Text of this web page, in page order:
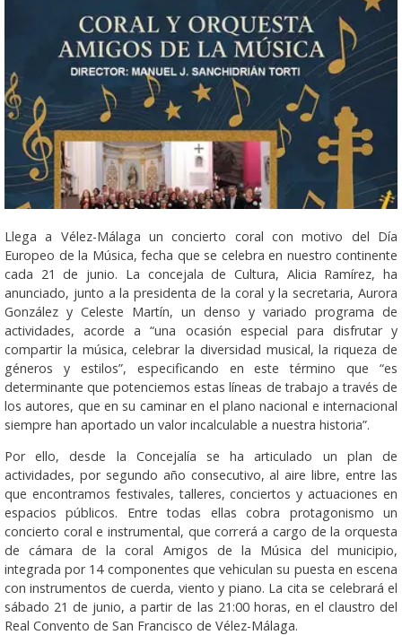
Llega a Vélez-Málaga un concierto coral con motivo del Día
Europeo de la Música, fecha que se celebra en nuestro continente
cada 21 de junio. La concejala de Cultura, Alicia Ramírez, ha
anunciado, junto a la presidenta de la coral y la secretaria, Aurora
González y Celeste Martín, un denso y variado programa de
actividades, acorde a “una ocasión especial para disfrutar y
compartir la música, celebrar la diversidad musical, la riqueza de
géneros y estilos”, especificando en este término que “es
determinante que potenciemos estas líneas de trabajo a través de
los autores, que en su caminar en el plano nacional e internacional
siempre han aportado un valor incalculable a nuestra historia”.
Por ello, desde la Concejalía se ha articulado un plan de
actividades, por segundo año consecutivo, al aire libre, entre las
que encontramos festivales, talleres, conciertos y actuaciones en
espacios públicos. Entre todas ellas cobra protagonismo un
concierto coral e instrumental, que correrá a cargo de la orquesta
de cámara de la coral Amigos de la Música del municipio,
integrada por 14 componentes que vehiculan su puesta en escena
con instrumentos de cuerda, viento y piano. La cita se celebrará el
sábado 21 de junio, a partir de las 21:00 horas, en el claustro del
Real Convento de San Francisco de Vélez-Málaga.